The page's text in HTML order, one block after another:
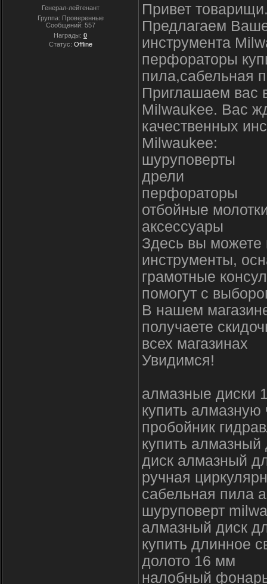
Генерал-лейтенант
Группа: Проверенные
Сообщений: 557
Награды: 0
Статус: Offline
Привет
Предлагаем
инструмента
перфораторы
пила,сабельная
Приглашаем вас
Milwaukee. Вас
качественных
Milwaukee:
шуруповерты
дрели
перфораторы
отбойные
аксессуары
Здесь вы можете
инструменты,
грамотные
помогут с
В нашем
получаете
всех магазинах
Увидимся!
алмазные диски
купить алмазную
пробойник
купить алмазный
диск алмазный
ручная
сабельная пила
шуруповерт
алмазный диск
купить длинное
долото 16 мм
налобный